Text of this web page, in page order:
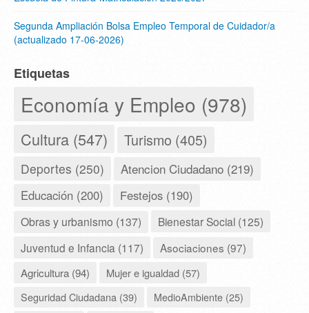
Segunda Ampliación Bolsa Empleo Temporal de Cuidador/a
(actualizado 17-06-2026)
Etiquetas
Economía y Empleo (978)
Cultura (547) Turismo (405)
Deportes (250) Atencion Ciudadano (219)
Educación (200) Festejos (190)
Obras y urbanismo (137)
Bienestar Social (125)
Juventud e Infancia (117)
Asociaciones (97)
Agricultura (94)
Mujer e igualdad (57)
Seguridad Ciudadana (39)
MedioAmbiente (25)